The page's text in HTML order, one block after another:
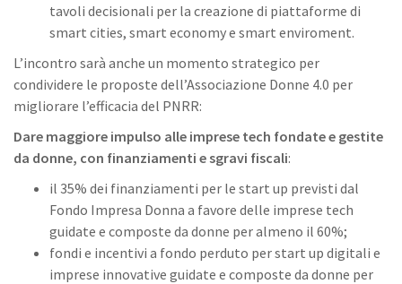
tavoli decisionali per la creazione di piattaforme di
smart cities, smart economy e smart enviroment.
L’incontro sarà anche un momento strategico per
condividere le proposte dell’Associazione Donne 4.0 per
migliorare l’efficacia del PNRR:
Dare maggiore impulso alle imprese tech fondate e gestite
da donne, con finanziamenti e sgravi fiscali:
il 35% dei finanziamenti per le start up previsti dal
Fondo Impresa Donna a favore delle imprese tech
guidate e composte da donne per almeno il 60%;
fondi e incentivi a fondo perduto per start up digitali e
imprese innovative guidate e composte da donne per